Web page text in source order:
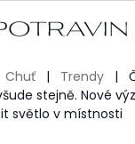
Chuť | Trendy |
stejně. Nové
světlo v místnosti